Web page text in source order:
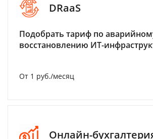
DRaaS
Подобрать тариф по
восстановлению ИТ-
От 1 руб./месяц
Онлайн-